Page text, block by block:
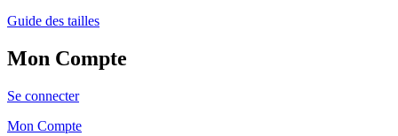
Guide des tailles
Mon Compte
Se connecter
Mon Compte